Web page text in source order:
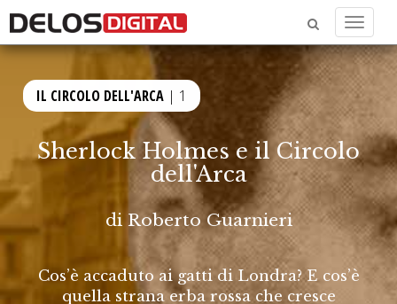
Menu
IL CIRCOLO DELL'ARCA | 1
Sherlock Holmes e il Circolo
dell'Arca
di Roberto Guarnieri
Cos’è accaduto ai gatti di Londra? E cos’è
quella strana erba rossa che cresce